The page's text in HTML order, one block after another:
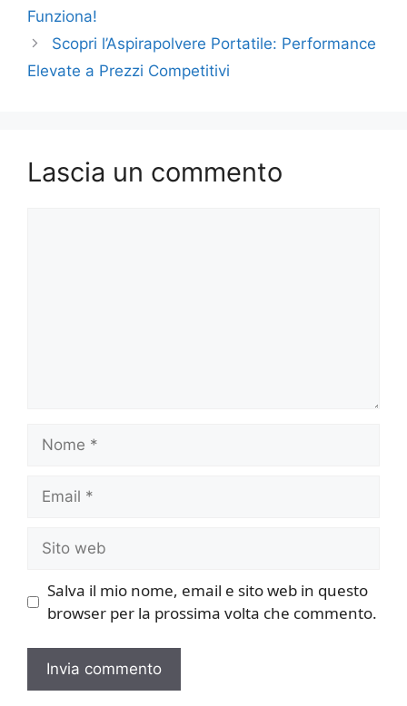
Funziona!
Scopri l’Aspirapolvere Portatile: Performance
Elevate a Prezzi Competitivi
Lascia un commento
Nome
Email
Sito
web
Salva il mio nome, email e sito web in questo
browser per la prossima volta che commento.